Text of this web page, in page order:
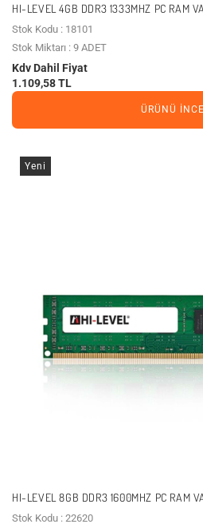
HI-LEVEL 4GB DDR3 1333MHZ PC RAM
Stok Kodu : 18101
Stok Miktarı : 9 ADET
Kdv Dahil Fiyat
1.109,58 TL
ÜRÜNÜ
Yeni
HI-LEVEL 8GB DDR3 1600MHZ PC RAM
16CHIPLI
Stok Kodu : 22620